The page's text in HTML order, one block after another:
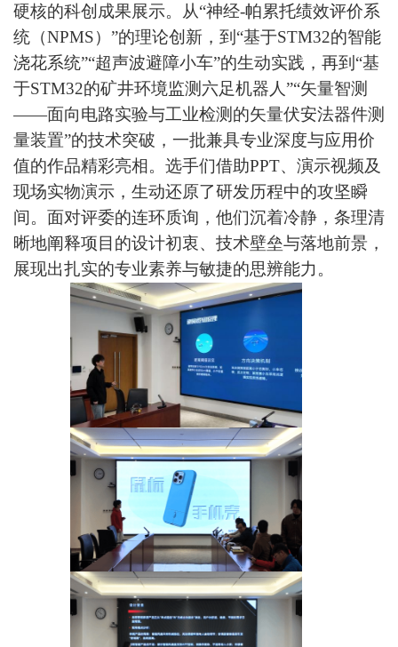
硬核的科创成果展示。从“神经-帕累托绩效评价系
统（NPMS）”的理论创新，到“基于STM32的智能
浇花系统”“超声波避障小车”的生动实践，再到“基
于STM32的矿井环境监测六足机器人”“矢量智测
——面向电路实验与工业检测的矢量伏安法器件测
量装置”的技术突破，一批兼具专业深度与应用价
值的作品精彩亮相。选手们借助PPT、演示视频及
现场实物演示，生动还原了研发历程中的攻坚瞬
间。面对评委的连环质询，他们沉着冷静，条理清
晰地阐释项目的设计初衷、技术壁垒与落地前景，
展现出扎实的专业素养与敏捷的思辨能力。